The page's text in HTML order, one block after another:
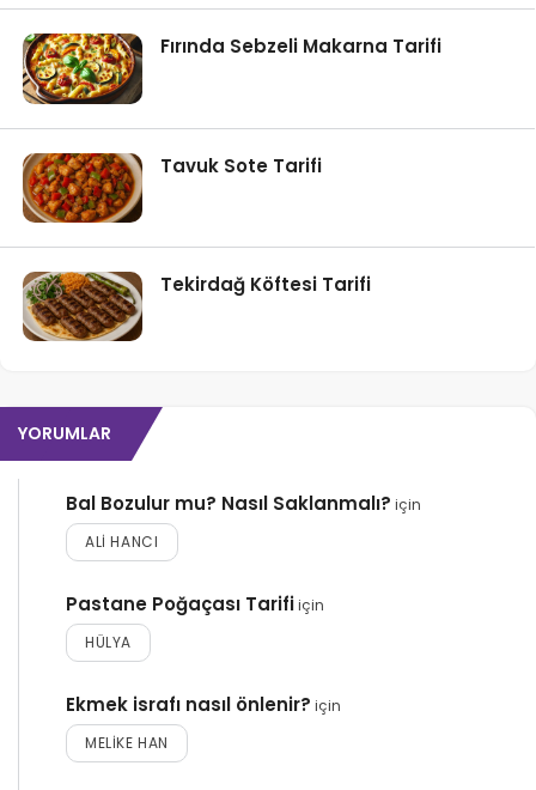
Fırında Sebzeli Makarna Tarifi
Tavuk Sote Tarifi
Tekirdağ Köftesi Tarifi
YORUMLAR
Bal Bozulur mu? Nasıl Saklanmalı? için
ALI HANCI
Pastane Poğaçası Tarifiiçin
HÜLYA
Ekmek israfı nasıl önlenir? için
MELIKE HAN